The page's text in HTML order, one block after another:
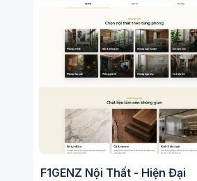
F1GENZ Nội Thất - Hiện Đại